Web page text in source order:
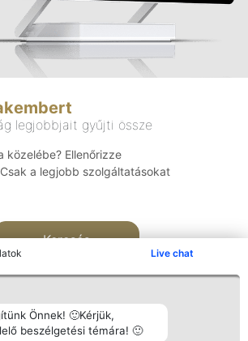
Live chat
Önnek! 🙂Kérjük,
beszélgetési témára! 🙂
legjobbjait gyűjti össze
közelébe? Ellenőrizze
a legjobb szolgáltatásokat
Keresés